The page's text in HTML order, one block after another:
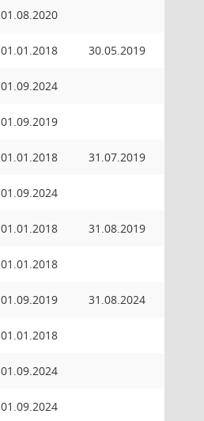
01.08.2020
01.01.2018 30.05.2019
01.09.2024
01.09.2019
01.01.2018 31.07.2019
01.09.2024
01.01.2018 31.08.2019
01.01.2018
01.09.2019 31.08.2024
01.01.2018
01.09.2024
01.09.2024